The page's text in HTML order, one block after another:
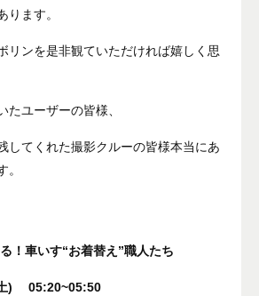
ります。
リンを是非観ていただければ嬉しく思
たユーザーの皆様、
してくれた撮影クルーの皆様本当にあ
。
！車いす“お着替え”職人たち
) 05:20~05:50